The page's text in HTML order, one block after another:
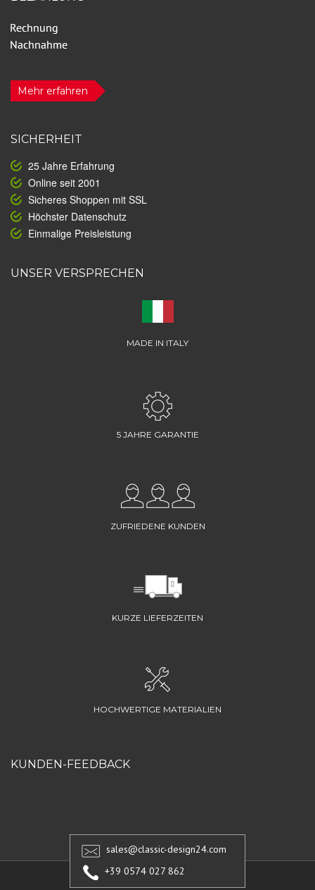
Mehr erfahren
SICHERHEIT
25 Jahre Erfahrung
Online seit 2001
Sicheres Shoppen mit SSL
Höchster Datenschutz
Einmalige Preisleistung
UNSER VERSPRECHEN
MADE IN ITALY
5 JAHRE GARANTIE
ZUFRIEDENE KUNDEN
KURZE LIEFERZEITEN
HOCHWERTIGE MATERIALIEN
KUNDEN-FEEDBACK
sales@classic-design24.com
+39 0574 027 862